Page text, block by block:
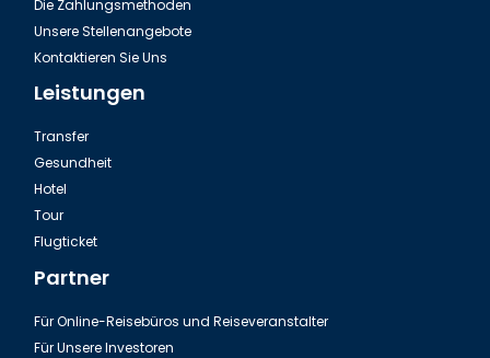
Die Zahlungsmethoden
Unsere Stellenangebote
Kontaktieren Sie Uns
Leistungen
Transfer
Gesundheit
Hotel
Tour
Flugticket
Partner
Für Online-Reisebüros und Reiseveranstalter
Für Unsere Investoren